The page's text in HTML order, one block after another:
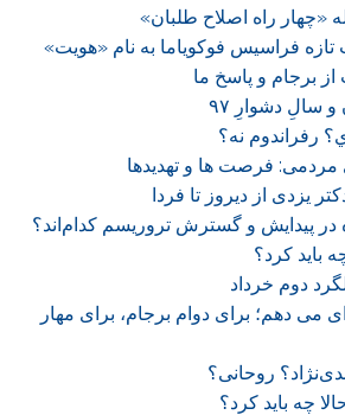
«چهار راه اصلاح طلبان»
فراسیس فوکویاما به نام «هویت»
برجام و پاسخ ما
سالِ دشوارِ ۹۷
رفراندوم نه؟
فرصت ها و تهدیدها
یزدی از دیروز تا فردا
در پیدایش و گسترش تروریسم کدام‌اند؟
باید کرد؟
دوم خرداد
می دهم؛ برای دوام برجام، برای مهار
روحانی؟
چه باید کرد؟